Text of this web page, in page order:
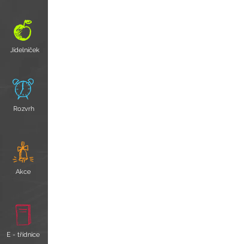
Jídelníček
Rozvrh
Akce
E - třídnice